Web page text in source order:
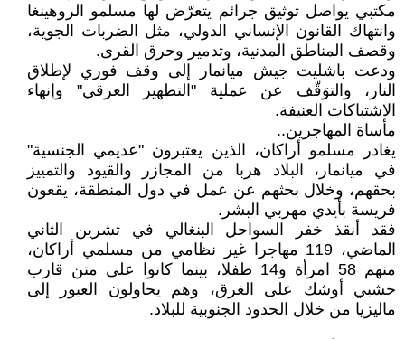
مكتبي يواصل توثيق جرائم يتعرّض لها مسلمو الروهينغا
وانتهاك القانون الإنساني الدولي، مثل الضربات الجوية،
وقصف المناطق المدنية، وتدمير وحرق القرى.
ودعت باشليت جيش ميانمار إلى وقف فوري لإطلاق
النار، والتوَقّف عن عملية "التطهير العرقي" وإنهاء
الاشتباكات العنيفة.
مأساة المهاجرين..
يغادر مسلمو أراكان، الذين يعتبرون "عديمي الجنسية"
في ميانمار، البلاد هربا من المجازر والقيود والتمييز
بحقهم، وخلال بحثهم عن عمل في دول المنطقة، يقعون
فريسة بأيدي مهربي البشر.
فقد أنقذ خفر السواحل البنغالي في تشرين الثاني
الماضي، 119 مهاجرا غير نظامي من مسلمي أراكان،
منهم 58 امرأة و14 طفلا، بينما كانوا على متن قارب
خشبي أوشك على الغرق، وهم يحاولون العبور إلى
ماليزيا من خلال الحدود الجنوبية للبلاد.